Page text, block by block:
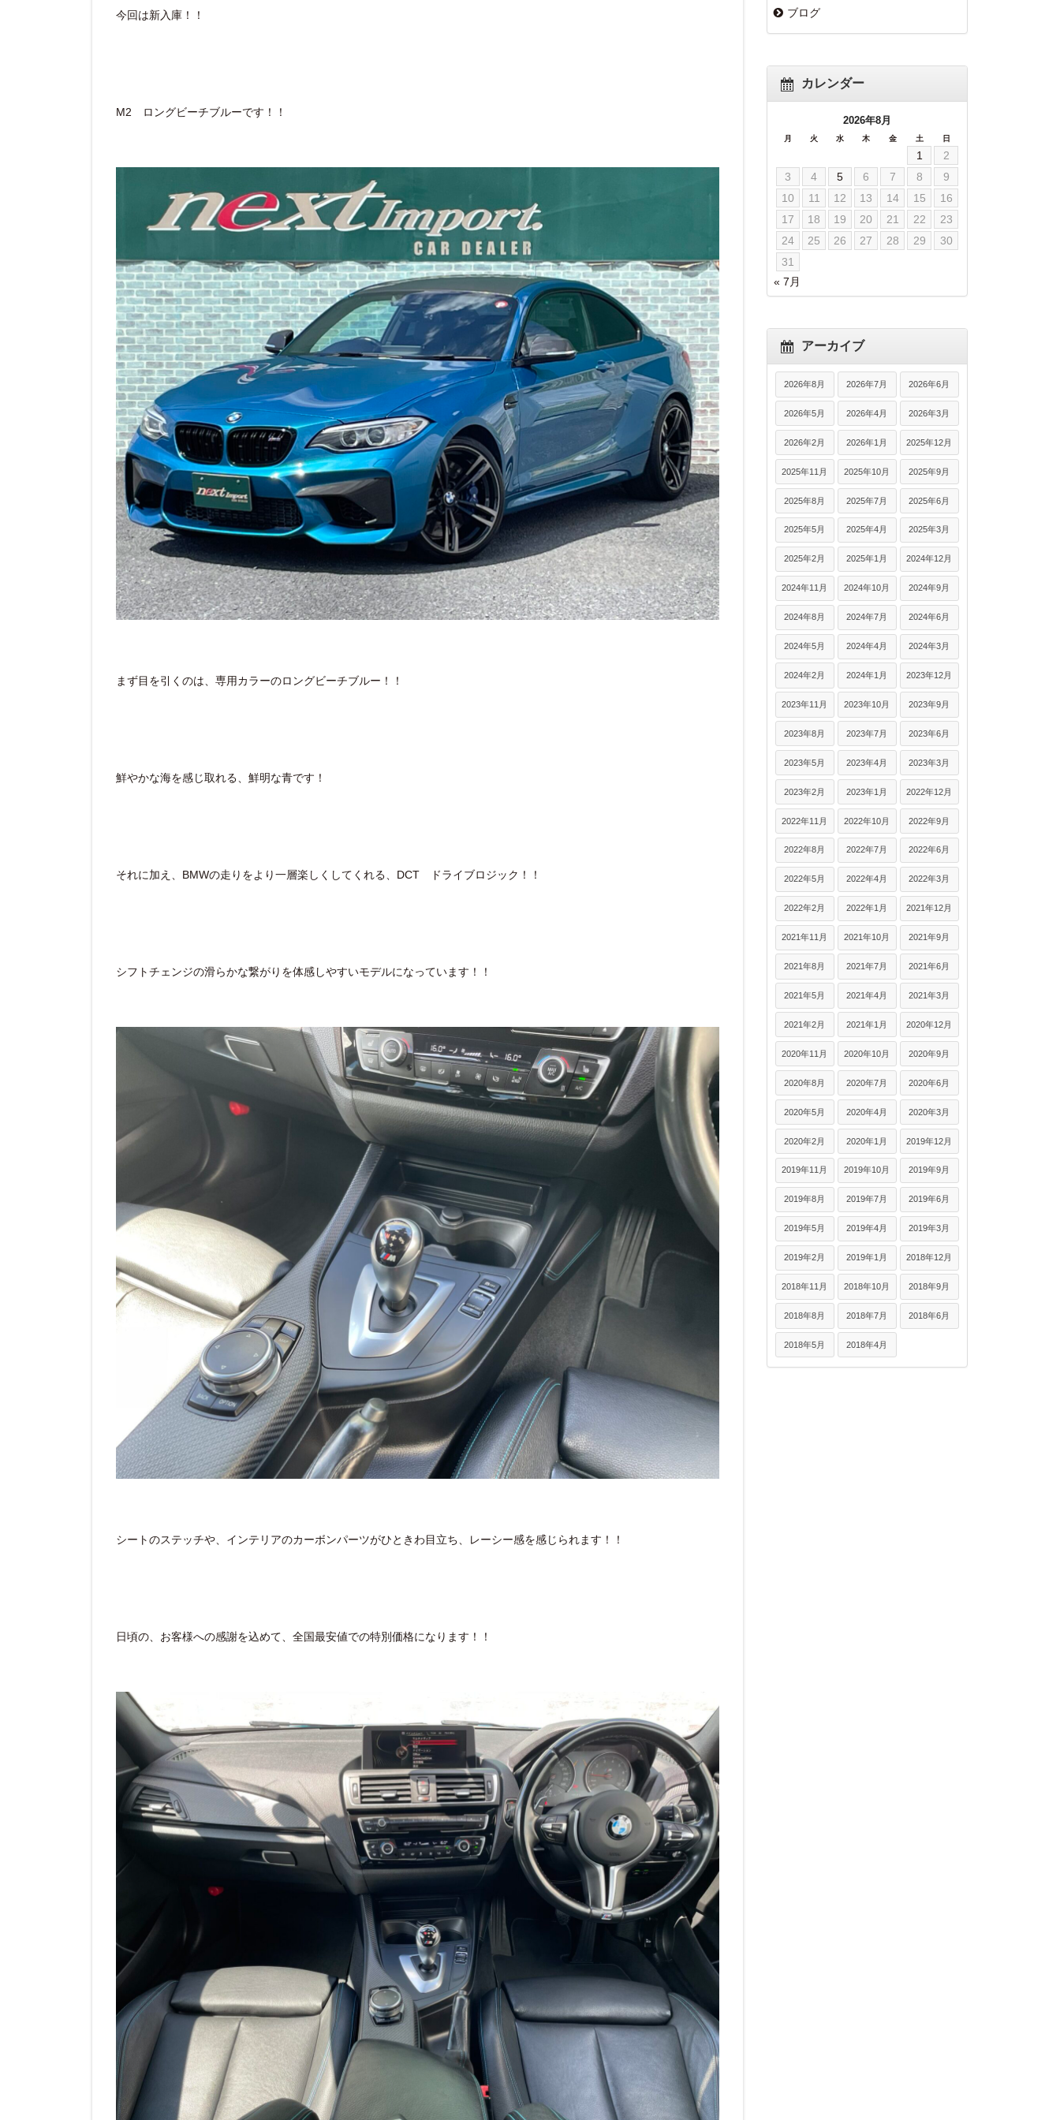
今回は新入庫！！
M2 ロングビーチブルーです！！
まず目を引くのは、専用カラーのロングビーチブルー！！
鮮やかな海を感じ取れる、鮮明な青です！
それに加え、BMWの走りをより一層楽しくしてくれる、DCT ドライブロジック！！
シフトチェンジの滑らかな繋がりを体感しやすいモデルになっています！！
シートのステッチや、インテリアのカーボンパーツがひときわ目立ち、レーシー感を感じられます！！
日頃の、お客様への感謝を込めて、全国最安値での特別価格になります！！
ブログ
カレンダー
2026年8月
月 火 水 木 金 土 日
1
2
3
4 5 6 7 8
9
10
11 12 13 14 15
16
17
18 19 20 21 22
23
24
25 26 27 28 29
30
31
« 7月
アーカイブ
2026年8月 2026年7月 2026年6月
2026年5月 2026年4月 2026年3月
2026年2月 2026年1月 2025年12月
2025年11月 2025年10月 2025年9月
2025年8月 2025年7月 2025年6月
2025年5月 2025年4月 2025年3月
2025年2月 2025年1月 2024年12月
2024年11月 2024年10月 2024年9月
2024年8月 2024年7月 2024年6月
2024年5月 2024年4月 2024年3月
2024年2月 2024年1月 2023年12月
2023年11月 2023年10月 2023年9月
2023年8月 2023年7月 2023年6月
2023年5月 2023年4月 2023年3月
2023年2月 2023年1月 2022年12月
2022年11月 2022年10月 2022年9月
2022年8月 2022年7月 2022年6月
2022年5月 2022年4月 2022年3月
2022年2月 2022年1月 2021年12月
2021年11月 2021年10月 2021年9月
2021年8月 2021年7月 2021年6月
2021年5月 2021年4月 2021年3月
2021年2月 2021年1月 2020年12月
2020年11月 2020年10月 2020年9月
2020年8月 2020年7月 2020年6月
2020年5月 2020年4月 2020年3月
2020年2月 2020年1月 2019年12月
2019年11月 2019年10月 2019年9月
2019年8月 2019年7月 2019年6月
2019年5月 2019年4月 2019年3月
2019年2月 2019年1月 2018年12月
2018年11月 2018年10月 2018年9月
2018年8月 2018年7月 2018年6月
2018年5月 2018年4月